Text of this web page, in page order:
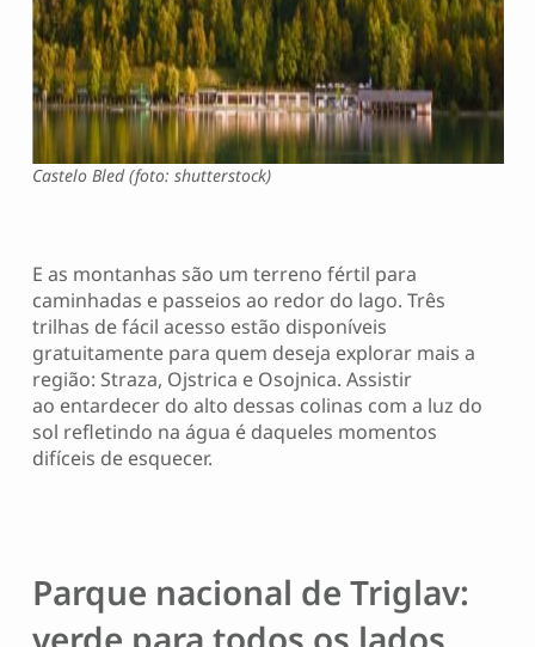
Castelo Bled (foto: shutterstock)
E as montanhas são um terreno fértil para
caminhadas e passeios ao redor do lago. Três
trilhas de fácil acesso estão disponíveis
gratuitamente para quem deseja explorar mais a
região: Straza, Ojstrica e Osojnica. Assistir
ao entardecer do alto dessas colinas com a luz do
sol refletindo na água é daqueles momentos
difíceis de esquecer.
Parque nacional de Triglav: